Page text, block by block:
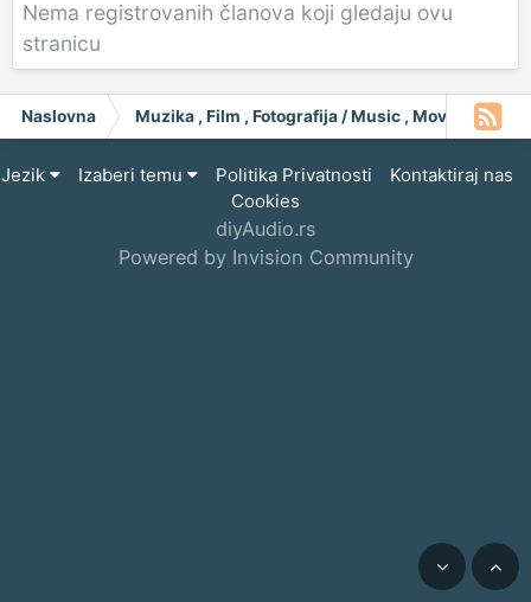
Nema registrovanih članova koji gledaju ovu
stranicu
Naslovna Muzika , Film , Fotografija / Music , Moving
Jezik Izaberi temu Politika Privatnosti
Kontaktiraj nas
Cookies
diyAudio.rs
Powered by Invision Community